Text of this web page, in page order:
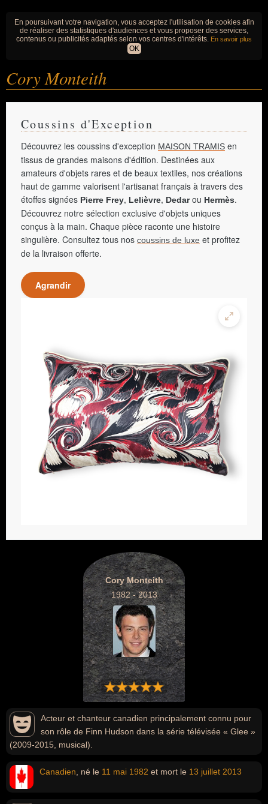
En poursuivant votre navigation, vous acceptez l'utilisation de cookies afin
de réaliser des statistiques d'audiences et vous proposer des services,
contenus ou publicités adaptés selon vos centres d'intérêts. En savoir plus
OK
Cory Monteith
Coussins d'Exception
Découvrez les coussins d'exception MAISON TRAMIS en
tissus de grandes maisons d'édition. Destinées aux
amateurs d'objets rares et de beaux textiles, nos créations
haut de gamme valorisent l'artisanat français à travers des
étoffes signées Pierre Frey, Lelièvre, Dedarou Hermès.
Découvrez notre sélection exclusive d'objets uniques
conçus à la main. Chaque pièce raconte une histoire
singulière. Consultez tous nos coussins de luxe et profitez
de la livraison offerte.
Agrandir
Cory Monteith
1982 - 2013
Acteur et chanteur canadien principalement connu pour
son rôle de Finn Hudson dans la série télévisée « Glee »
(2009-2015, musical).
Canadien , né le 11 mai 1982 et mort le 13 juillet 2013